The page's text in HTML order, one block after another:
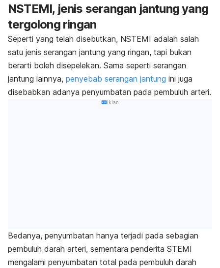
NSTEMI, jenis serangan jantung yang
tergolong ringan
Seperti yang telah disebutkan, NSTEMI adalah salah
satu jenis serangan jantung yang ringan, tapi bukan
berarti boleh disepelekan. Sama seperti serangan
jantung lainnya, penyebab serangan jantung ini juga
disebabkan adanya penyumbatan pada pembuluh arteri.
Iklan
Bedanya, penyumbatan hanya terjadi pada sebagian
pembuluh darah arteri, sementara penderita STEMI
mengalami penyumbatan total pada pembuluh darah